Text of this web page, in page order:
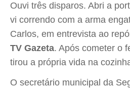
Ouvi três disparos. Abri a
vi correndo com a arma
Carlos, em entrevista ao
TV Gazeta. Após cometer o
tirou a própria vida na
O secretário municipal da